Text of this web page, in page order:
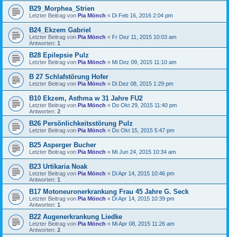
B29_Morphea_Strien
Letzter Beitrag von Pia Mönch « Di Feb 16, 2016 2:04 pm
B24_Ekzem Gabriel
Letzter Beitrag von Pia Mönch « Fr Dez 11, 2015 10:03 am
Antworten: 1
B28 Epilepsie Pulz
Letzter Beitrag von Pia Mönch « Mi Dez 09, 2015 11:10 am
B 27 Schlafstörung Hofer
Letzter Beitrag von Pia Mönch « Di Dez 08, 2015 1:29 pm
B10 Ekzem, Asthma w 31 Jahre FU2
Letzter Beitrag von Pia Mönch « Do Okt 29, 2015 11:40 pm
Antworten: 2
B26 Persönlichkeitsstörung Pulz
Letzter Beitrag von Pia Mönch « Do Okt 15, 2015 5:47 pm
B25 Asperger Bucher
Letzter Beitrag von Pia Mönch « Mi Jun 24, 2015 10:34 am
B23 Urtikaria Noak
Letzter Beitrag von Pia Mönch « Di Apr 14, 2015 10:46 pm
Antworten: 1
B17 Motoneuronerkrankung Frau 45 Jahre G. Seck
Letzter Beitrag von Pia Mönch « Di Apr 14, 2015 10:39 pm
Antworten: 1
B22 Augenerkrankung Liedke
Letzter Beitrag von Pia Mönch « Mi Apr 08, 2015 11:26 am
Antworten: 2